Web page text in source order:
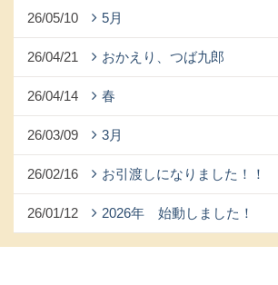
26/05/10 5月
26/04/21 おかえり、つば九郎
26/04/14 春
26/03/09 3月
26/02/16 お引渡しになりました！！
26/01/12 2026年 始動しました！